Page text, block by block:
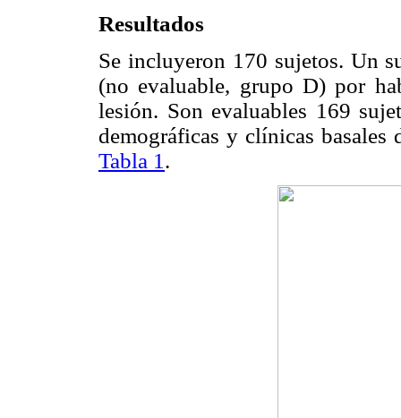
Resultados
Se incluyeron 170 sujetos. Un
(no evaluable, grupo D) por
lesión. Son evaluables 169
demográficas y clínicas
Tabla 1 .